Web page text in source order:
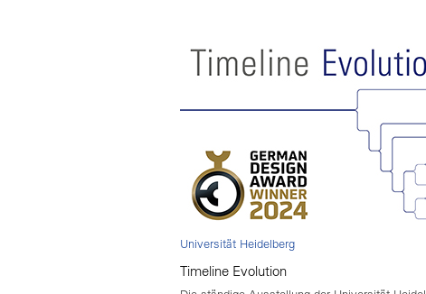
Universität Heidelberg
Timeline Evolution